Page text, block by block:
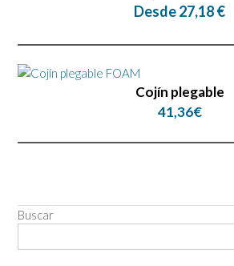
Desde 27,18 €
Cojín plegable
41,36€
Buscar